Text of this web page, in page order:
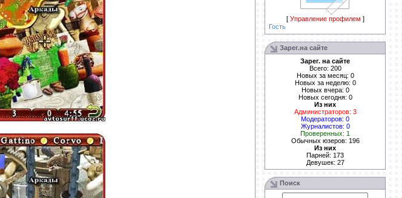
[ Управление профилем ]
Гость
Зарег.на сайте
Зарег. на сайте
Всего: 200
Новых за месяц: 0
Новых за неделю: 0
Новых вчера: 0
Новых сегодня: 0
Из них
Администраторов: 3
Модераторов: 0
Журналистов: 0
Проверенных: 1
Обычных юзеров: 196
Из них
Парней: 173
Девушек: 27
Поиск